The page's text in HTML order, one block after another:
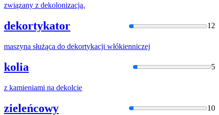
związany z dekolonizacją.
dekortykator 12
maszyna służąca do dekortykacji włókienniczej
kolia 5
z kamieniami na dekolcie
zieleńcowy 10